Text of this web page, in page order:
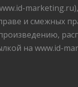
marketing.ru),
и смежных
на www.id-